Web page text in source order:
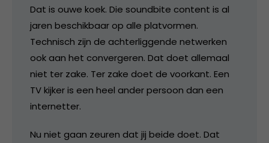
Dat is ouwe koek. Die soundbite content is al
jaren beschikbaar op alle platvormen.
Technisch zijn de achterliggende netwerken
ook aan het convergeren. Dat doet allemaal
niet ter zake. Ter zake doet de voorkant. Een
TV kijker is een heel ander persoon dan een
internetter.
Nu niet gaan zeuren dat jij beide doet. Dat